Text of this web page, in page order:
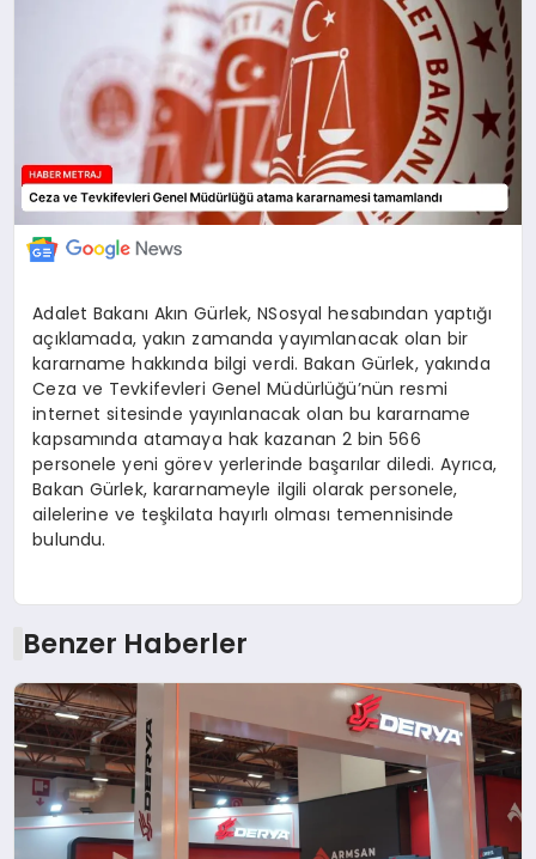
Adalet Bakanı Akın Gürlek, NSosyal hesabından yaptığı
açıklamada, yakın zamanda yayımlanacak olan bir
kararname hakkında bilgi verdi. Bakan Gürlek, yakında
Ceza ve Tevkifevleri Genel Müdürlüğü’nün resmi
internet sitesinde yayınlanacak olan bu kararname
kapsamında atamaya hak kazanan 2 bin 566
personele yeni görev yerlerinde başarılar diledi. Ayrıca,
Bakan Gürlek, kararnameyle ilgili olarak personele,
ailelerine ve teşkilata hayırlı olması temennisinde
bulundu.
Benzer Haberler